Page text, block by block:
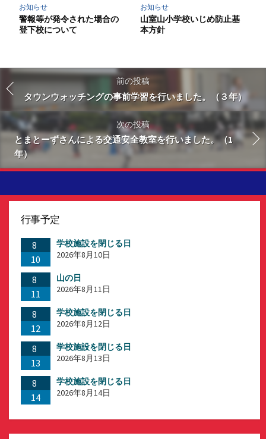
お知らせ
警報等が発令された場合の
登下校について
お知らせ
山室山小学校いじめ防止基
本方針
前の投稿
タウンウォッチングの事前学習を行いました。（３年）
次の投稿
とまとーずさんによる交通安全教室を行いました。（1
年）
行事予定
8
10
学校施設を閉じる日
2026年8月10日
8
11
山の日
2026年8月11日
8
12
学校施設を閉じる日
2026年8月12日
8
13
学校施設を閉じる日
2026年8月13日
8
14
学校施設を閉じる日
2026年8月14日